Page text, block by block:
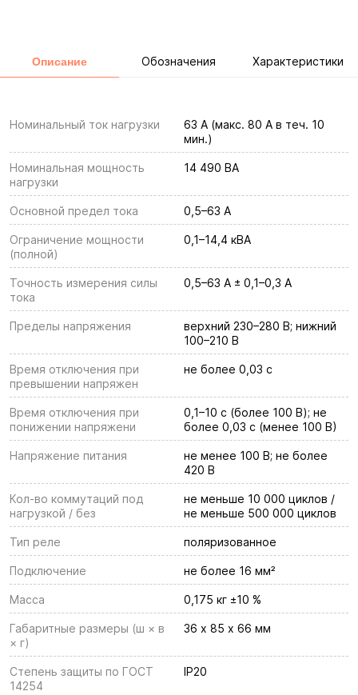
Описание Обозначения Характеристики
Номинальный ток нагрузки
63 А (макс. 80 А в теч. 10
мин.)
Номинальная мощность
нагрузки
14 490 ВА
Основной предел тока 0,5–63 А
Ограничение мощности
(полной)
0,1–14,4 кВА
Точность измерения силы
тока
0,5–63 А ± 0,1–0,3 А
Пределы напряжения
верхний 230–280 В; нижний
100–210 В
Время отключения при
превышении напряжен
не более 0,03 с
Время отключения при
понижении напряжени
0,1–10 c (более 100 В); не
более 0,03 с (менее 100 В)
Напряжение питания
не менее 100 В; не более
420 В
Кол-во коммутаций под
нагрузкой / без
не меньше 10 000 циклов /
не меньше 500 000 циклов
Тип реле поляризованное
Подключение не более 16 мм²
Масса 0,175 кг ±10 %
Габаритные размеры (ш × в
× г)
36 х 85 х 66 мм
Степень защиты по ГОСТ
14254
IP20